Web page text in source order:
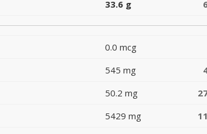
33.6 g
0.0 mcg
545 mg
50.2 mg
5429 mg